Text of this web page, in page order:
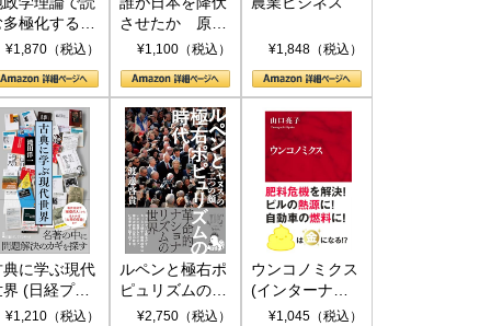
多極化する世
トランプと
¥1,870（税込）
させたか 原爆
投下、ソ連参
(PHP新書)
¥1,100（税込） ¥1,848（税込）
典に学ぶ現代
界 (日経プレ
アシリーズ)
¥1,210（税込）
ルペンと極右ポ
ピュリズムの時
代：〈ヤヌス〉
¥2,750（税込）
ウンコノミクス
(インターナシ
ョナル新書)
¥1,045（税込）